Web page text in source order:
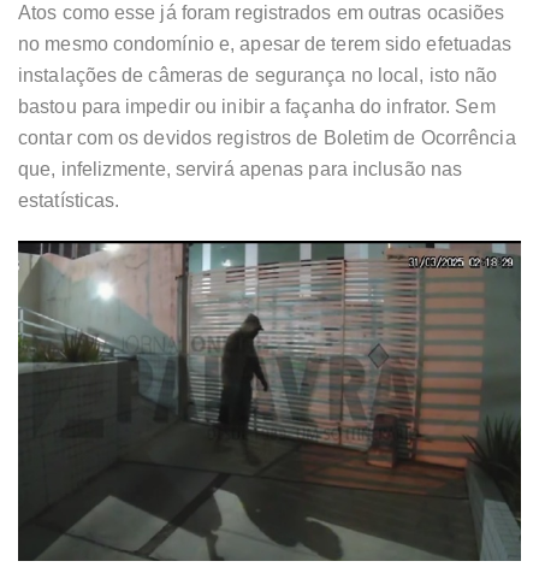
Atos como esse já foram registrados em outras ocasiões
no mesmo condomínio e, apesar de terem sido efetuadas
instalações de câmeras de segurança no local, isto não
bastou para impedir ou inibir a façanha do infrator. Sem
contar com os devidos registros de Boletim de Ocorrência
que, infelizmente, servirá apenas para inclusão nas
estatísticas.